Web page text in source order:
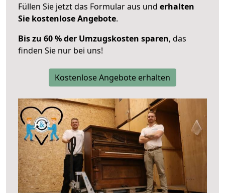
Füllen Sie jetzt das Formular aus und erhalten
Sie kostenlose Angebote.
Bis zu 60 % der Umzugskosten sparen, das
finden Sie nur bei uns!
Kostenlose Angebote erhalten